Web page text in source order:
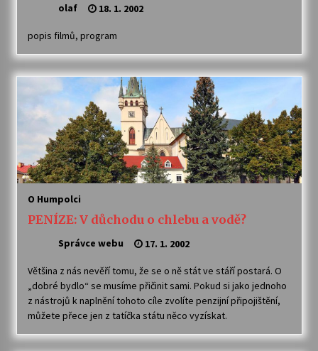
olaf 18. 1. 2002
popis filmů, program
O Humpolci
PENÍZE: V důchodu o chlebu a vodě?
Správce webu 17. 1. 2002
Většina z nás nevěří tomu, že se o ně stát ve stáří postará. O
„dobré bydlo“ se musíme přičinit sami. Pokud si jako jednoho
z nástrojů k naplnění tohoto cíle zvolíte penzijní připojištění,
můžete přece jen z tatíčka státu něco vyzískat.